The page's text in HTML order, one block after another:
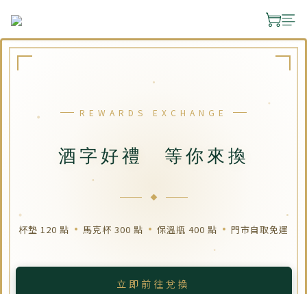
REWARDS EXCHANGE
酒字好禮 等你來換
杯墊 120 點 馬克杯 300 點 保溫瓶 400 點 門市自取免運
立即前往兌換